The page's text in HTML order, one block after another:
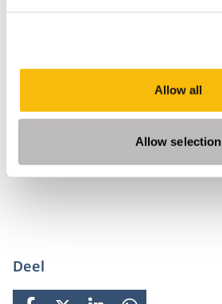
Allow all
Allow selection
Community
Kasteel en Landgoed
Deel